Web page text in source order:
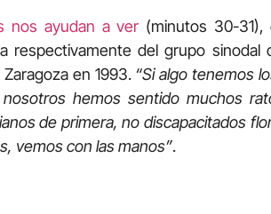
nos ayudan a ver (minutos 30-
respectivamente del grupo sinodal
en 1993. “Si algo tenemos
hemos sentido muchos
de primera, no discapacitados
vemos con las manos”.